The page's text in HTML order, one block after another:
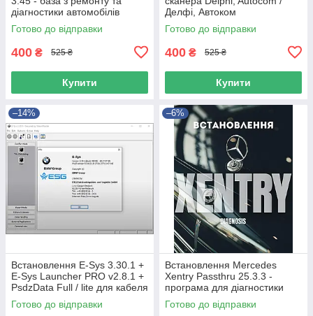
діагностики автомобілів
Готово до відправки
400 ₴ 525 ₴
Купити
Делфі, Автоком
Готово до відправки
400 ₴ 525 ₴
Купити
–14%
Встановлення E-Sys 3.30.1 +
E-Sys Launcher PRO v2.8.1 +
PsdzData Full / lite для кабеля
Enet або icom
Готово до відправки
–6%
Встановлення Mercedes
Xentry Passthru 25.3.3 -
програма для діагностики
автомобілів Mercedes-Benz
та Smart J2534
Готово до відправки